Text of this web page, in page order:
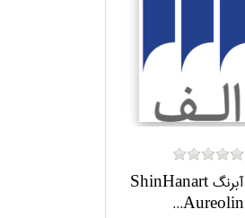
آبرنگ ShinHanart
Aureolin...